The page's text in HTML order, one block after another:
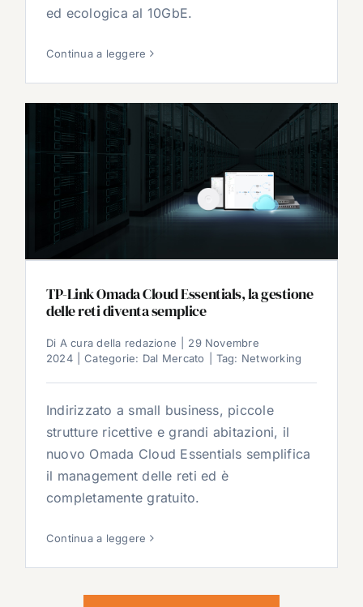
ed ecologica al 10GbE.
Continua a leggere
TP-Link Omada Cloud Essentials, la gestione
delle reti diventa semplice
Di A cura della redazione
29 Novembre
2024
Categorie: Dal Mercato Tag: Networking
Indirizzato a small business, piccole
strutture ricettive e grandi abitazioni, il
nuovo Omada Cloud Essentials semplifica
il management delle reti ed è
completamente gratuito.
Continua a leggere